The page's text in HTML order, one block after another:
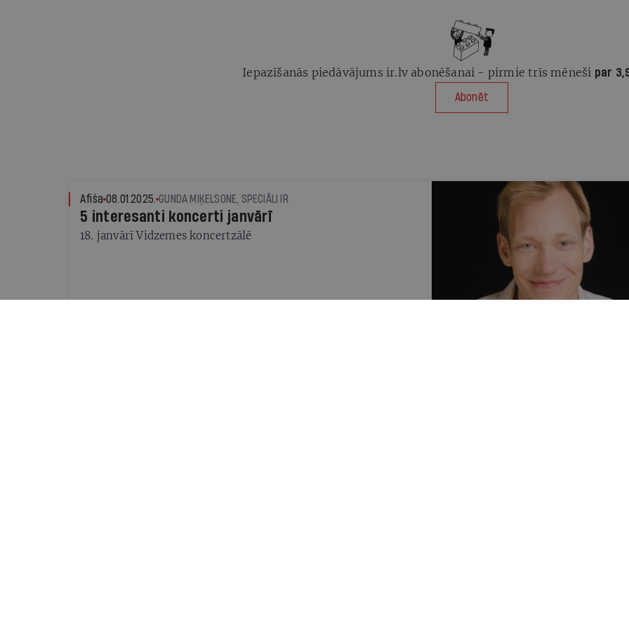
Iepazīšanās piedāvājums ir.lv abonēšanai - pirmie trīs mēneši par
Abonēt
Afiša 08.01.2025. GUNDA MIĶELSONE, SPECIĀLI IR
5 interesanti koncerti janvārī
18. janvārī Vidzemes koncertzālē